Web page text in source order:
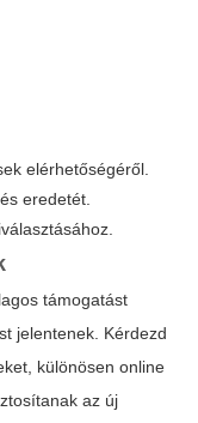
elérhetőségéről.
eredetét.
támogatást
jelentenek. Kérdezd
különösen online
az új